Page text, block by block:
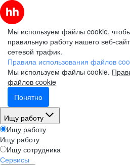
Мы используем файлы cookie,
правильную работу нашего веб-
сетевой трафик.
Правила использования файлов
Мы используем файлы cookie.
файлов cookie
Понятно
Ищу работу
Ищу работу
Ищу работу
Ищу сотрудника
Сервисы